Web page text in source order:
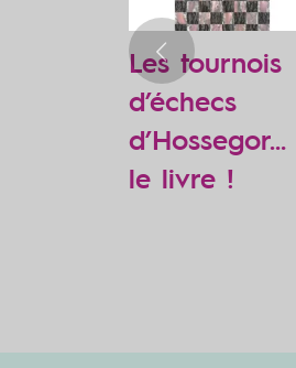
Les tournois
d’échecs
d’Hossegor…
le livre !